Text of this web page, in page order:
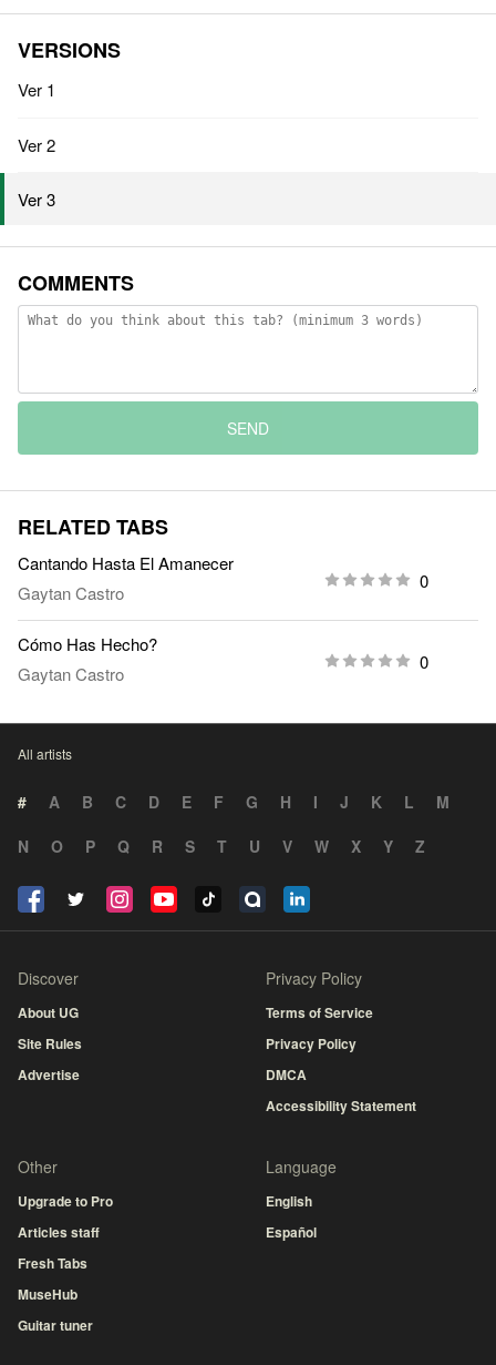
VERSIONS
Ver 1
Ver 2
Ver 3
COMMENTS
SEND
RELATED TABS
Cantando Hasta El Amanecer
Gaytan Castro
0
Cómo Has Hecho?
Gaytan Castro
0
All artists
# A B C D E F G H I J K L
M
N
O P Q R S T U V W X Y Z
Discover
About UG
Site Rules
Advertise
Privacy Policy
Terms of Service
Privacy Policy
DMCA
Accessibility Statement
Other
Upgrade to Pro
Articles staff
Fresh Tabs
MuseHub
Guitar tuner
Language
English
Español